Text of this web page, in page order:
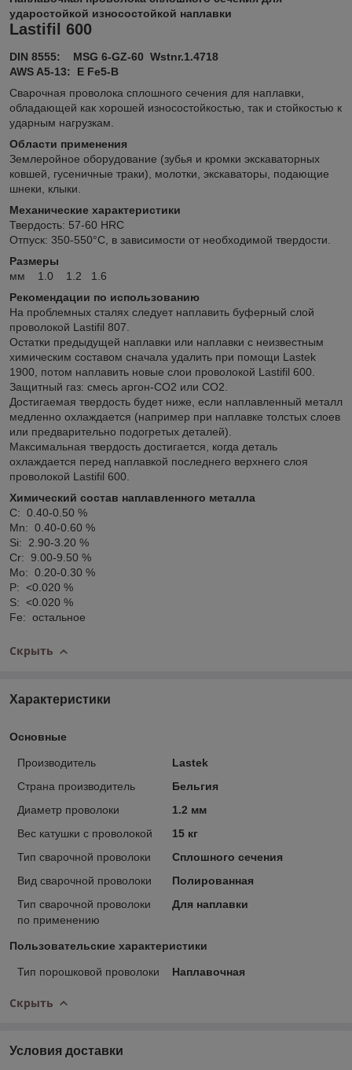
ударостойкой износостойкой наплавки
Lastifil 600
DIN 8555: MSG 6-GZ-60 Wstnr.1.4718
AWS A5-13: E Fe5-B
Сварочная проволока сплошного сечения для наплавки,
обладающей как хорошей износостойкостью, так и стойкостью к
ударным нагрузкам.
Области применения
Землеройное оборудование (зубья и кромки экскаваторных
ковшей, гусеничные траки), молотки, экскаваторы, подающие
шнеки, клыки.
Механические характеристики
Твердость: 57-60 HRC
Отпуск: 350-550°C, в зависимости от необходимой твердости.
Размеры
мм 1.0 1.2 1.6
Рекомендации по использованию
На проблемных сталях следует наплавить буферный слой
проволокой Lastifil 807.
Остатки предыдущей наплавки или наплавки с неизвестным
химическим составом сначала удалить при помощи Lastek
1900, потом наплавить новые слои проволокой Lastifil 600.
Защитный газ: смесь аргон-CO2 или CO2.
Достигаемая твердость будет ниже, если наплавленный металл
медленно охлаждается (например при наплавке толстых слоев
или предварительно подогретых деталей).
Максимальная твердость достигается, когда деталь
охлаждается перед наплавкой последнего верхнего слоя
проволокой Lastifil 600.
Химический состав наплавленного металла
C: 0.40-0.50 %
Mn: 0.40-0.60 %
Si: 2.90-3.20 %
Cr: 9.00-9.50 %
Mo: 0.20-0.30 %
P: <0.020 %
S: <0.020 %
Fe: остальное
Скрыть
Характеристики
Основные
Производитель
Lastek
Страна производитель
Бельгия
Диаметр проволоки
1.2 мм
Вес катушки с проволокой
15 кг
Тип сварочной проволоки
Сплошного сечения
Вид сварочной проволоки
Полированная
Тип сварочной проволоки
по применению
Для наплавки
Пользовательские характеристики
Тип порошковой проволоки Наплавочная
Скрыть
Условия доставки